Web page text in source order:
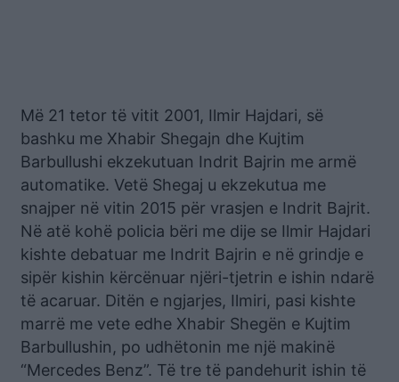
Më 21 tetor të vitit 2001, Ilmir Hajdari, së
bashku me Xhabir Shegajn dhe Kujtim
Barbullushi ekzekutuan Indrit Bajrin me armë
automatike. Vetë Shegaj u ekzekutua me
snajper në vitin 2015 për vrasjen e Indrit Bajrit.
Në atë kohë policia bëri me dije se Ilmir Hajdari
kishte debatuar me Indrit Bajrin e në grindje e
sipër kishin kërcënuar njëri-tjetrin e ishin ndarë
të acaruar. Ditën e ngjarjes, Ilmiri, pasi kishte
marrë me vete edhe Xhabir Shegën e Kujtim
Barbullushin, po udhëtonin me një makinë
“Mercedes Benz”. Të tre të pandehurit ishin të